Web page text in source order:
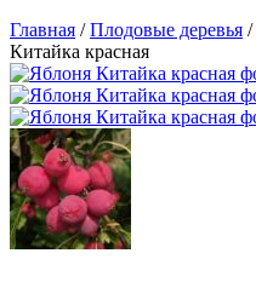
Главная /Плодовые деревья /
Китайка красная